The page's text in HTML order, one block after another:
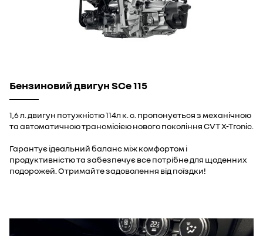
Бензиновий двигун SCe 115
1,6 л. двигун потужністю 114л к. с. пропонується з механічною
та автоматичною трансмісією нового покоління CVT X-Tronic.
Гарантує ідеальний баланс між комфортом і
продуктивністю та забезпечує все потрібне для щоденних
подорожей. Отримайте задоволення від поїздки!